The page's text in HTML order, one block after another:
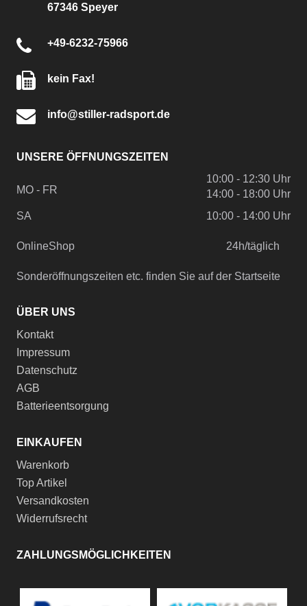
67346 Speyer
+49-6232-75966
kein Fax!
info@stiller-radsport.de
UNSERE ÖFFNUNGSZEITEN
MO - FR
10:00 - 12:30 Uhr
14:00 - 18:00 Uhr
SA
10:00 - 14:00 Uhr
OnlineShop 24h/täglich
Sonderöffnungszeiten etc. finden Sie auf der Startseite
ÜBER UNS
Kontakt
Impressum
Datenschutz
AGB
Batterieentsorgung
EINKAUFEN
Warenkorb
Top Artikel
Versandkosten
Widerrufsrecht
ZAHLUNGSMÖGLICHKEITEN